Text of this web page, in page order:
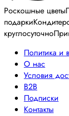
Роскошные цветы
подарки
круглосуточно
Политика и
О нас
Условия
B2B
Подписки
Контакты